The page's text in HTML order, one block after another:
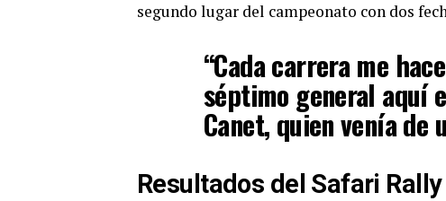
segundo lugar del campeonato con dos
“Cada carrera me
séptimo general aquí
Canet, quien venía de
Resultados del Safari